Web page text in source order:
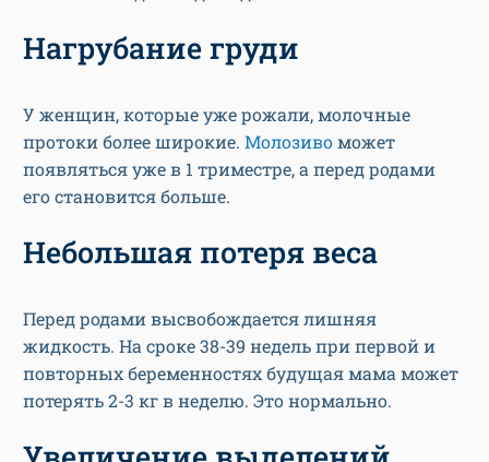
У женщин, которые уже рожали, молочные
появляться уже в 1 триместре, а перед родами
его становится больше.
Небольшая потеря веса
Перед родами высвобождается лишняя
повторных беременностях будущая мама может
потерять 2-3 кг в неделю. Это нормально.
Увеличение выделений